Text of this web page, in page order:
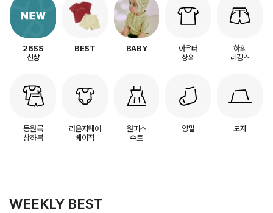
26SS
신상
BEST BABY
아우터
상의
하의
레깅스
등원룩
상하복
라운지웨어
베이직
원피스
수트
양말 모자
WEEKLY BEST